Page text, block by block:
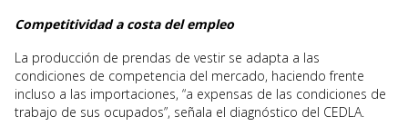
Competitividad a costa del empleo
La producción de prendas de vestir se adapta a las
condiciones de competencia del mercado, haciendo frente
incluso a las importaciones, “a expensas de las condiciones de
trabajo de sus ocupados”, señala el diagnóstico del CEDLA.